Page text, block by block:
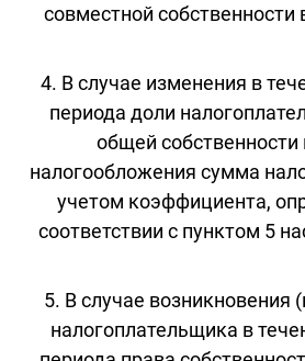
совместной собственности
4. В случае изменения в
периода доли
общей собственности
налогообложения сумма
учетом коэффициента,
соответствии с пунктом 5
5. В случае возникновения
налогоплательщика в